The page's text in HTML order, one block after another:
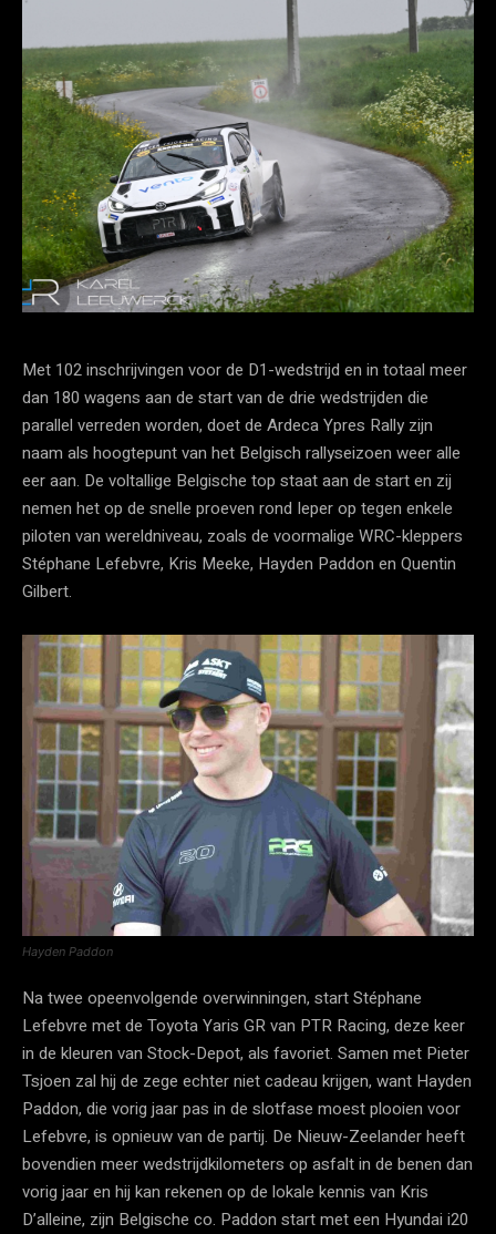
Met 102 inschrijvingen voor de D1-wedstrijd en in totaal meer
dan 180 wagens aan de start van de drie wedstrijden die
parallel verreden worden, doet de Ardeca Ypres Rally zijn
naam als hoogtepunt van het Belgisch rallyseizoen weer alle
eer aan. De voltallige Belgische top staat aan de start en zij
nemen het op de snelle proeven rond Ieper op tegen enkele
piloten van wereldniveau, zoals de voormalige WRC-kleppers
Stéphane Lefebvre, Kris Meeke, Hayden Paddon en Quentin
Gilbert.
Hayden Paddon
Na twee opeenvolgende overwinningen, start Stéphane
Lefebvre met de Toyota Yaris GR van PTR Racing, deze keer
in de kleuren van Stock-Depot, als favoriet. Samen met Pieter
Tsjoen zal hij de zege echter niet cadeau krijgen, want Hayden
Paddon, die vorig jaar pas in de slotfase moest plooien voor
Lefebvre, is opnieuw van de partij. De Nieuw-Zeelander heeft
bovendien meer wedstrijdkilometers op asfalt in de benen dan
vorig jaar en hij kan rekenen op de lokale kennis van Kris
D’alleine, zijn Belgische co. Paddon start met een Hyundai i20